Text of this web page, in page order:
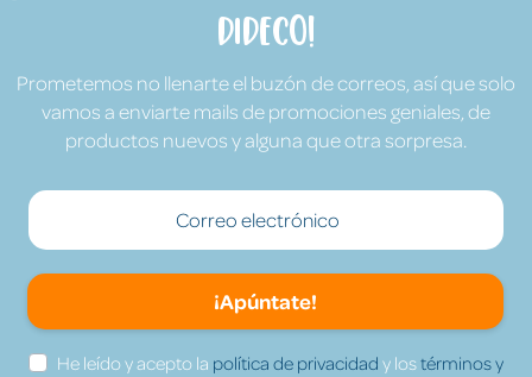
Dideco!
Prometemos no llenarte el buzón de correos, así que solo
vamos a enviarte mails de promociones geniales, de
productos nuevos y alguna que otra sorpresa.
¡Apúntate!
He leído y acepto la política de privacidad y lostérminos y